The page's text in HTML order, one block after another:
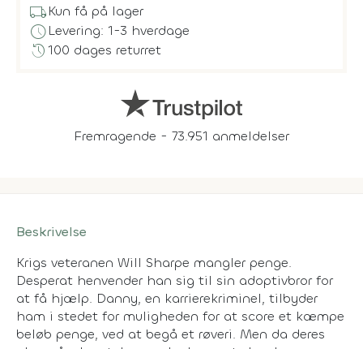
local_shippingKun få på lager
scheduleLevering: 1-3 hverdage
history100 dages returret
Fremragende - 73.951 anmeldelser
Beskrivelse
Krigs veteranen Will Sharpe mangler penge.
Desperat henvender han sig til sin adoptivbror for
at få hjælp. Danny, en karrierekriminel, tilbyder
ham i stedet for muligheden for at score et kæmpe
beløb penge, ved at begå et røveri. Men da deres